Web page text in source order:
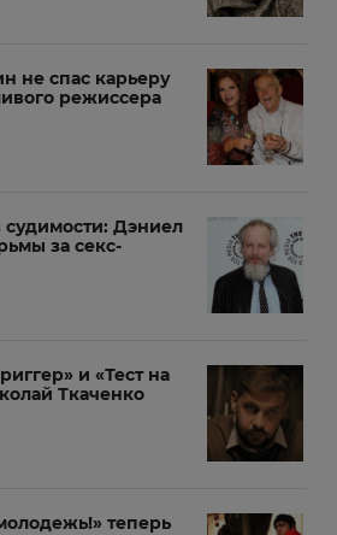
не спас карьеру
режиссера
Дэниел
за секс-
и «Тест на
Ткаченко
теперь